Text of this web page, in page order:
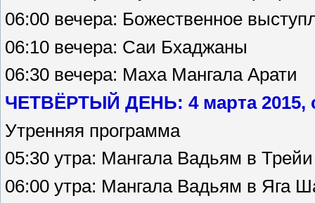
06:00 вечера: Божественное
06:10 вечера: Саи Бхаджаны
06:30 вечера: Маха Мангала Арати
ЧЕТВЁРТЫЙ ДЕНЬ: 4 марта 2015,
Утренняя программа
05:30 утра: Мангала Вадьям в
06:00 утра: Мангала Вадьям в Яга